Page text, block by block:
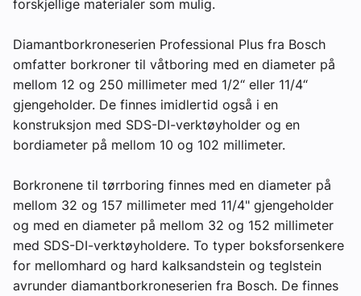
forskjellige materialer som mulig.
Diamantborkroneserien Professional Plus fra Bosch
omfatter borkroner til våtboring med en diameter på
mellom 12 og 250 millimeter med 1/2“ eller 11/4“
gjengeholder. De finnes imidlertid også i en
konstruksjon med SDS-DI-verktøyholder og en
bordiameter på mellom 10 og 102 millimeter.
Borkronene til tørrboring finnes med en diameter på
mellom 32 og 157 millimeter med 11/4" gjengeholder
og med en diameter på mellom 32 og 152 millimeter
med SDS-DI-verktøyholdere. To typer boksforsenkere
for mellomhard og hard kalksandstein og teglstein
avrunder diamantborkroneserien fra Bosch. De finnes